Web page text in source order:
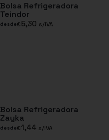
Bolsa Refrigeradora
Teindor
desde€5,30 s/IVA
Bolsa Refrigeradora
Zayka
desde€1,44 s/IVA